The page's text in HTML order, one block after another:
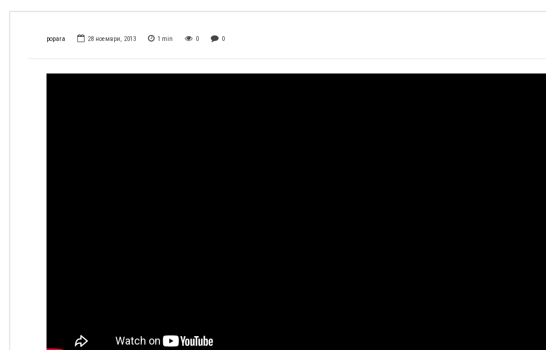
popara 28 ноември, 2013 1 min 0 0